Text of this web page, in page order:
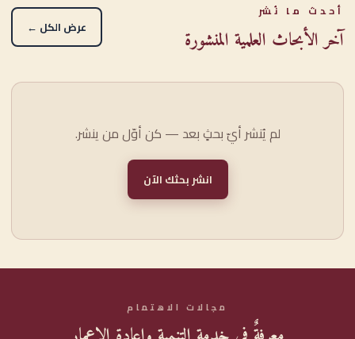
أحدث ما نُشر
آخر الأبحاث العلمية المنشورة عرض الكل ←
لم يُنشر أيّ بحثٍ بعد — كن أوّل من ينشر.
انشر بحثك الآن
مجالات الاهتمام